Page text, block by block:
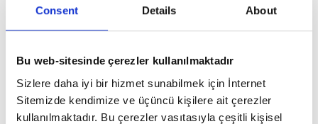
Consent Details About
Bu web-sitesinde çerezler kullanılmaktadır
Sizlere daha iyi bir hizmet sunabilmek için İnternet
Sitemizde kendimize ve üçüncü kişilere ait çerezler
kullanılmaktadır. Bu çerezler vasıtasıyla çeşitli kişisel
Şamdan Plus Objektifinden
Caddelerde Ünlü İsimler
Şamdan Plus Objektifinden
Caddelerde Ünlü İsimler